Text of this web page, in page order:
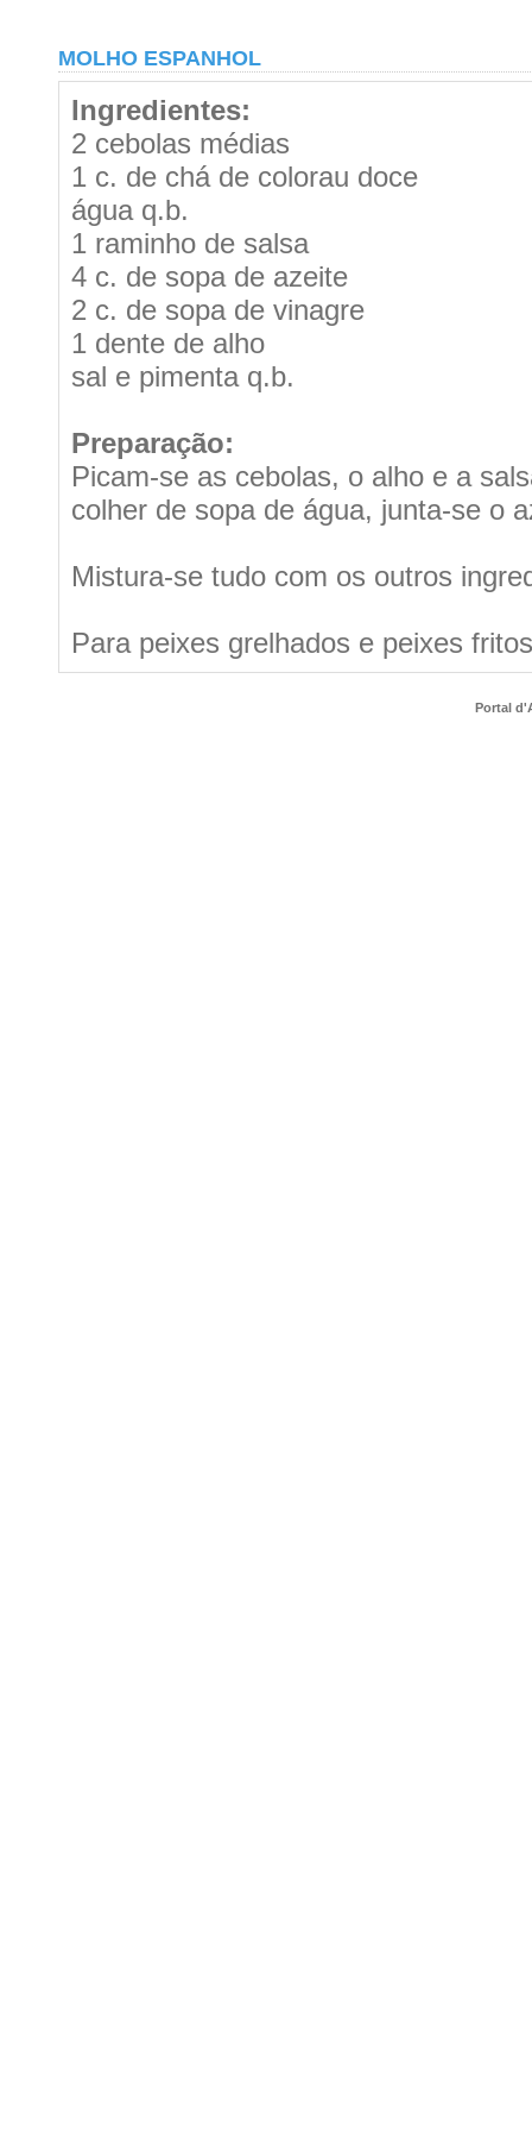
MOLHO ESPANHOL
Ingredientes:
2 cebolas médias
1 c. de chá de colorau doce
água q.b.
1 raminho de salsa
4 c. de sopa de azeite
2 c. de sopa de vinagre
1 dente de alho
sal e pimenta q.b.
Preparação:
Picam-se as cebolas, o alho e a
colher de sopa de água, junta-se o
Mistura-se tudo com os outros
Para peixes grelhados e peixes
Portal